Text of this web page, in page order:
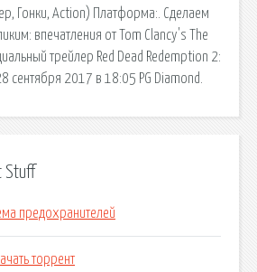
Гонки, Action) Платформа:. Сделаем
впечатления от Tom Clancy's The
трейлер Red Dead Redemption 2:
сентября 2017 в 18:05 PG Diamond.
Stuff
предохранителей
торрент